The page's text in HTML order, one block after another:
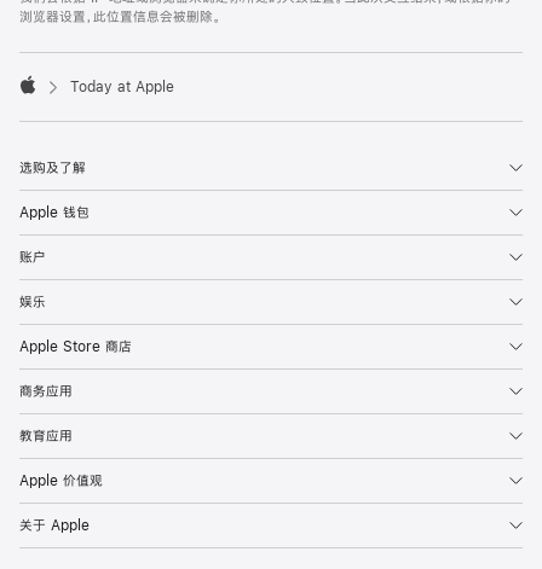
浏览器设置，此位置信息会被删除。
Today at Apple
选购及了解
Apple 钱包
账户
娱乐
Apple Store 商店
商务应用
教育应用
Apple 价值观
关于 Apple